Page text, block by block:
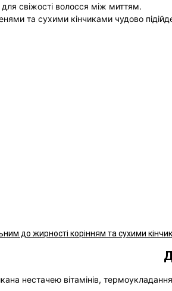
свіжості волосся між миттям.
та сухими кінчиками чудово
до жирності корінням та сухими
нестачею вітамінів,